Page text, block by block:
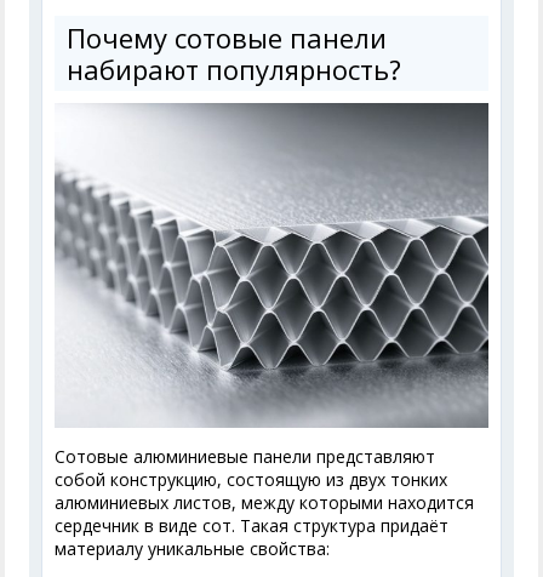
Почему сотовые панели
набирают популярность?
Сотовые алюминиевые панели представляют
собой конструкцию, состоящую из двух тонких
алюминиевых листов, между которыми находится
сердечник в виде сот. Такая структура придаёт
материалу уникальные свойства: